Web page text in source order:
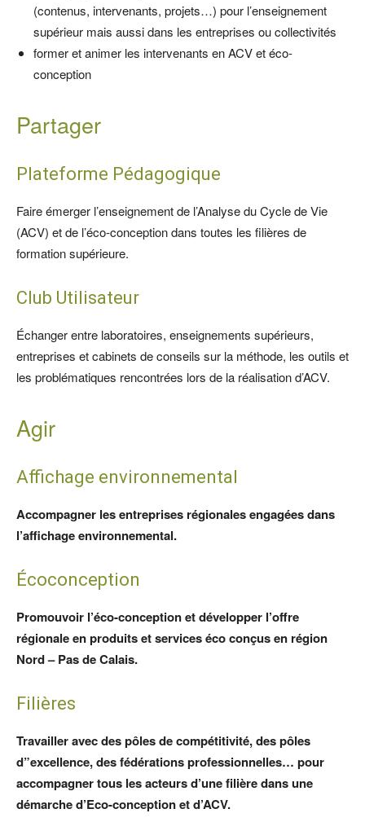
(contenus, intervenants, projets…) pour l’enseignement
supérieur mais aussi dans les entreprises ou collectivités
former et animer les intervenants en ACV et éco-
conception
Partager
Plateforme Pédagogique
Faire émerger l’enseignement de l’Analyse du Cycle de Vie
(ACV) et de l’éco-conception dans toutes les filières de
formation supérieure.
Club Utilisateur
Échanger entre laboratoires, enseignements supérieurs,
entreprises et cabinets de conseils sur la méthode, les outils et
les problématiques rencontrées lors de la réalisation d’ACV.
Agir
Affichage environnemental
Accompagner les entreprises régionales engagées dans
l’affichage environnemental.
Écoconception
Promouvoir l’éco-conception et développer l’offre
régionale en produits et services éco conçus en région
Nord – Pas de Calais.
Filières
Travailler avec des pôles de compétitivité, des pôles
d”excellence, des fédérations professionnelles… pour
accompagner tous les acteurs d’une filière dans une
démarche d’Eco-conception et d’ACV.